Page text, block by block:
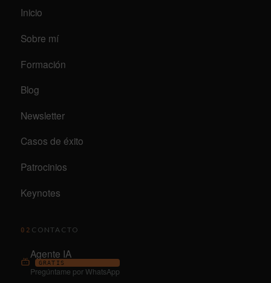
Inicio
Sobre mí
Formación
Blog
Newsletter
Casos de éxito
Patrocinios
Keynotes
02 CONTACTO
Agente IA
GRATIS
Pregúntame por WhatsApp